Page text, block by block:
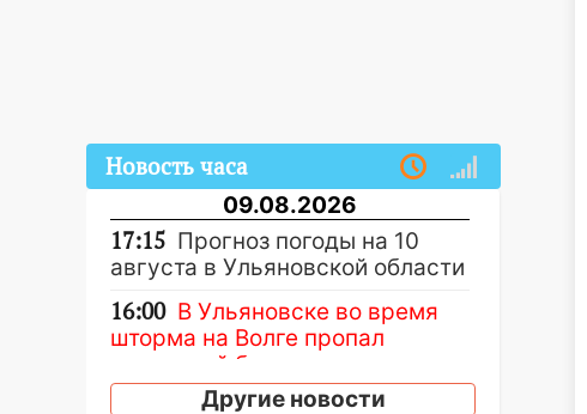
Новость часа
09.08.2026
17:15 Прогноз погоды на 10
августа в Ульяновской области
16:00 В Ульяновске во время
шторма на Волге пропал
известный блогер: нужна
помощь в поисках
Другие новости